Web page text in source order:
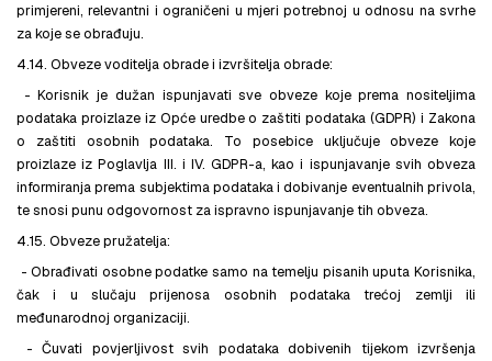
primjereni, relevantni i ograničeni u mjeri potrebnoj u odnosu na svrhe
za koje se obrađuju.
4.14. Obveze voditelja obrade i izvršitelja obrade:
- Korisnik je dužan ispunjavati sve obveze koje prema nositeljima
podataka proizlaze iz Opće uredbe o zaštiti podataka (GDPR) i Zakona
o zaštiti osobnih podataka. To posebice uključuje obveze koje
proizlaze iz Poglavlja III. i IV. GDPR-a, kao i ispunjavanje svih obveza
informiranja prema subjektima podataka i dobivanje eventualnih privola,
te snosi punu odgovornost za ispravno ispunjavanje tih obveza.
4.15. Obveze pružatelja:
- Obrađivati osobne podatke samo na temelju pisanih uputa Korisnika,
čak i u slučaju prijenosa osobnih podataka trećoj zemlji ili
međunarodnoj organizaciji.
- Čuvati povjerljivost svih podataka dobivenih tijekom izvršenja